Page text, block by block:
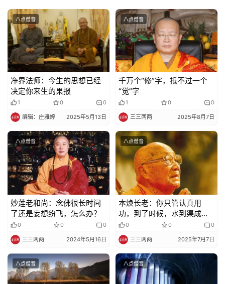
录
佛
教
艺
术
政
策
法
规
免
声
明
八点僧音
净界法师：今生的思想已经
决定你来生的果报
1 0 0
编辑：庄雅婷 2025年5月13日
八点僧音
千万个“修”字，抵不过一个
“觉”字
1 0 0
三三两两 2025年8月7日
八点僧音
妙莲老和尚：念佛很长时间
了还是妄想纷飞，怎么办？
0 0 0
三三两两 2024年5月16日
八点僧音
本焕长老：你只管认真用
功，到了时候，水到渠成，
自自然然就会成功
0 0 0
三三两两 2025年7月7日
八点僧音 八点僧音